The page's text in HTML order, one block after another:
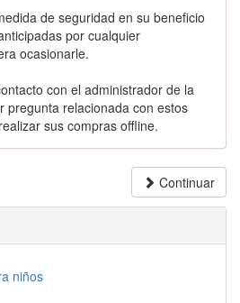
de seguridad en su beneficio
por cualquier
ocasionarle.
con el administrador de la
pregunta relacionada con estos
sus compras offline.
Continuar
niños